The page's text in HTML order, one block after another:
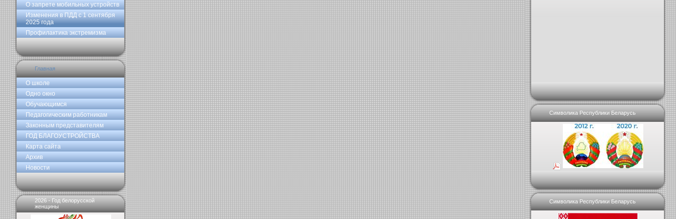
О запрете мобильных устройств
Изменения в ПДД с 1 сентября
2025 года
Профилактика экстремизма
Главная
О школе
Одно окно
Обучающимся
Педагогическим работникам
Законным представителям
ГОД БЛАГОУСТРОЙСТВА
Карта сайта
Архив
Новости
2026 - Год белорусской
женщины
Символика Республики Беларусь
Символика Республики Беларусь